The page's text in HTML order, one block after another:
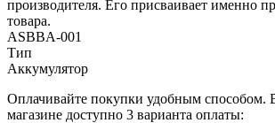
производителя. Его присваивает именно
товара.
ASBBA-001
Тип
Аккумулятор
Оплачивайте покупки удобным способом.
магазине доступно 3 варианта оплаты: